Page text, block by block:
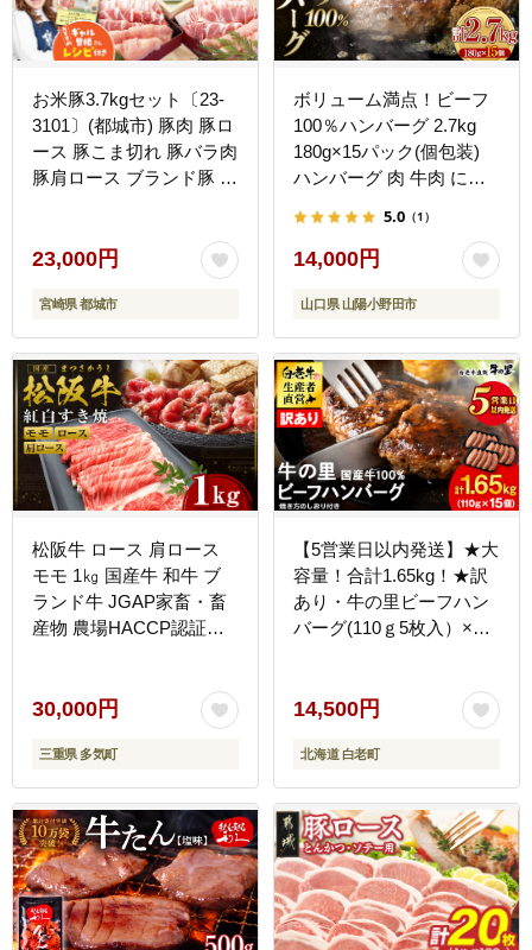
お米豚3.7kgセット〔23-
3101〕(都城市) 豚肉 豚ロ
ース 豚こま切れ 豚バラ肉
豚肩ロース ブランド豚 小
礼品 国産豚肉 国産豚 人
気 しゃぶしゃぶ 国産 宮
崎県産
23,000円
宮崎県 都城市
ボリューム満点！ビーフ
100％ハンバーグ 2.7kg
180g×15パック(個包装)
ハンバーグ 肉 牛肉 にく
ふるさと納税 F6L-1083
5.0 （1）
14,000円
山口県 山陽小野田市
松阪牛 ロース 肩ロース
モモ 1㎏ 国産牛 和牛 ブ
ランド牛 JGAP家畜・畜
産物 農場HACCP認証農
ぶ 日本三大和牛 松阪 松
坂牛 松坂 すき焼き 霜ふ
り 赤身 三重県 多気町
SS-52
30,000円
三重県 多気町
【5営業日以内発送】★大
容量！合計1.65kg！★訳
あり・牛の里ビーフハン
バーグ(110ｇ5枚入）×3
14,500円
北海道 白老町